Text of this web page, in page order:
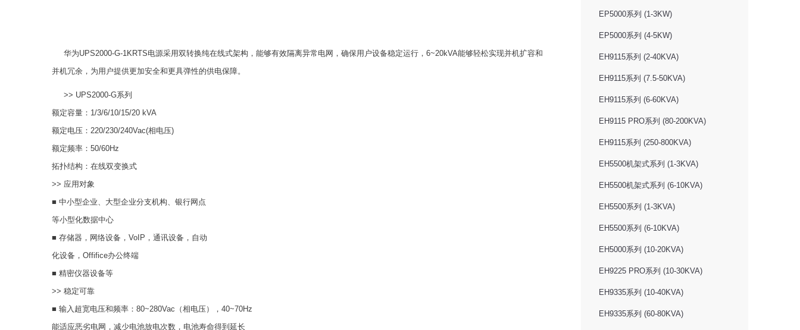
华为UPS2000-G-1KRTS电源采用双转换纯在线式架构，能够有效隔离异常电网，确保用户设备稳定运行，6~20kVA能够轻松实现并机扩容和
并机冗余，为用户提供更加安全和更具弹性的供电保障。
>> UPS2000-G系列
额定容量：1/3/6/10/15/20 kVA
额定电压：220/230/240Vac(相电压)
额定频率：50/60Hz
拓扑结构：在线双变换式
>> 应用对象
■ 中小型企业、大型企业分支机构、银行网点
等小型化数据中心
■ 存储器，网络设备，VoIP，通讯设备，自动
化设备，Offifice办公终端
■ 精密仪器设备等
>> 稳定可靠
■ 输入超宽电压和频率：80~280Vac（相电压），40~70Hz
能适应恶劣电网，减少电池放电次数，电池寿命得到延长
EP5000系列 (1-3KW)
EP5000系列 (4-5KW)
EH9115系列 (2-40KVA)
EH9115系列 (7.5-50KVA)
EH9115系列 (6-60KVA)
EH9115 PRO系列 (80-200KVA)
EH9115系列 (250-800KVA)
EH5500机架式系列 (1-3KVA)
EH5500机架式系列 (6-10KVA)
EH5500系列 (1-3KVA)
EH5500系列 (6-10KVA)
EH5000系列 (10-20KVA)
EH9225 PRO系列 (10-30KVA)
EH9335系列 (10-40KVA)
EH9335系列 (60-80KVA)